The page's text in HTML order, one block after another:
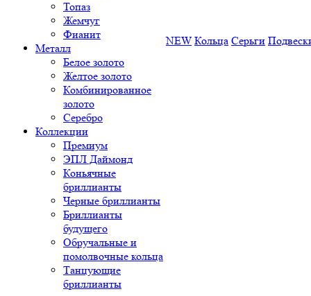
Топаз
Жемчуг
Фианит
Металл
Белое золото
Желтое золото
Комбинированное
золото
Серебро
Коллекции
Премиум
ЭПЛ Даймонд
Коньячные
бриллианты
Черные бриллианты
Бриллианты
будущего
Обручальные и
помолвочные кольца
Танцующие
бриллианты
NEW Кольца Серьги